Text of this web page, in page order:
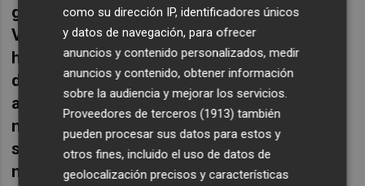
general de Deporte de la Comunidad
Valenciana. "Esta plataforma es una
herramienta clave para movilizar recursos
de forma rápida y efectiva, permitiendo
además actualizar en tiempo real las
necesidades del sector y asegurar que las
soluciones lleguen donde más se
necesitan."
como su dirección IP, identificadores únicos
y datos de navegación, para ofrecer
anuncios y contenido personalizados, medir
anuncios y contenido, obtener información
sobre la audiencia y mejorar los servicios.
Proveedores de terceros (1913) también
pueden procesar sus datos para estos y
otros fines, incluido el uso de datos de
geolocalización precisos y características